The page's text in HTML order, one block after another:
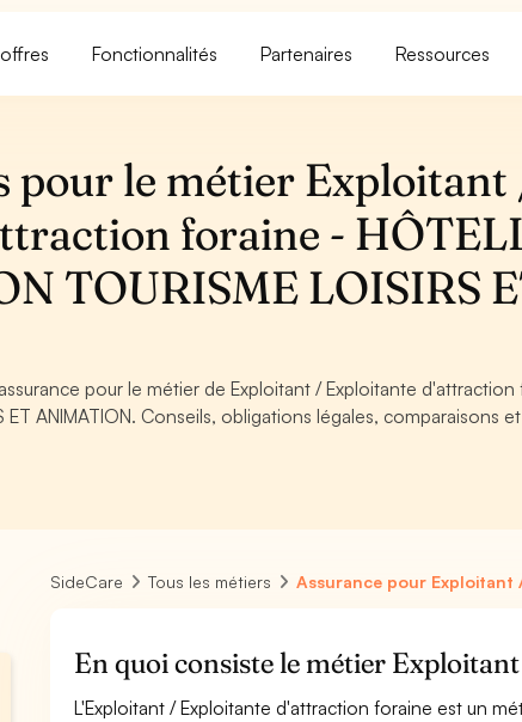
Fonctionnalités Partenaires Ressources
pour le métier
foraine -
TOURISME LOISIRS
pour le métier de Exploitant / Exploitante d'attraction
ET ANIMATION. Conseils, obligations légales, comparaisons
SideCare Tous les métiers Assurance pour
En quoi consiste le métier
L'Exploitant / Exploitante d'attraction foraine est un